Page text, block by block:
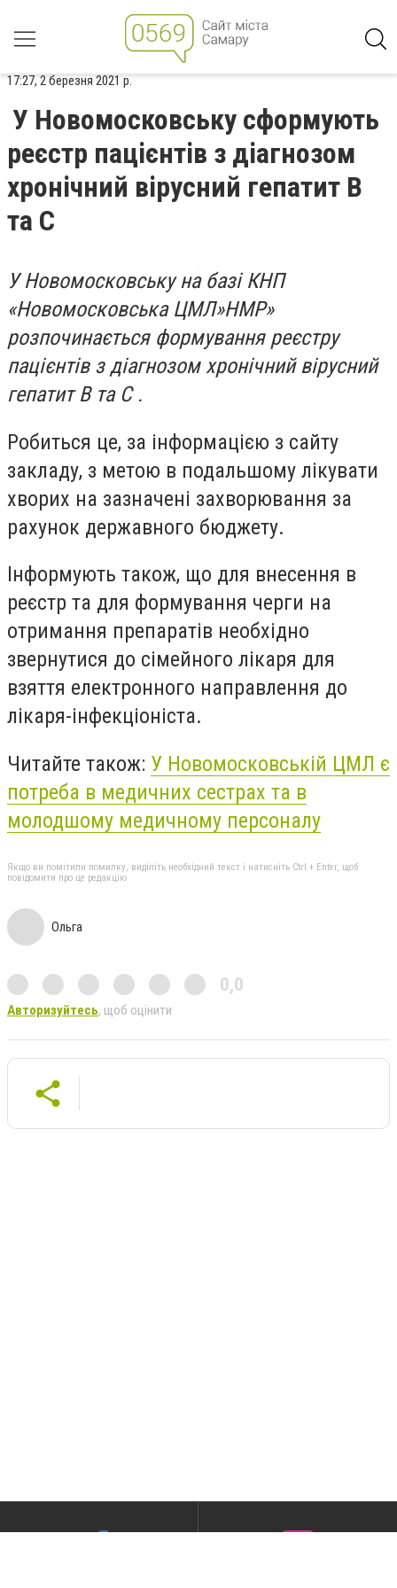
17:27, 2 березня 2021 р.
У Новомосковську сформують
реєстр пацієнтів з діагнозом
хронічний вірусний гепатит В
та С
У Новомосковську на базі КНП
«Новомосковська ЦМЛ»НМР»
розпочинається формування реєстру
пацієнтів з діагнозом хронічний вірусний
гепатит В та С .
Робиться це, за інформацією з сайту
закладу, з метою в подальшому лікувати
хворих на зазначені захворювання за
рахунок державного бюджету.
Інформують також, що для внесення в
реєстр та для формування черги на
отримання препаратів необхідно
звернутися до сімейного лікаря для
взяття електронного направлення до
лікаря-інфекціоніста.
Читайте також: У Новомосковській ЦМЛ є
потреба в медичних сестрах та в
молодшому медичному персоналу
Якщо ви помітили помилку, виділіть необхідний текст і натисніть Ctrl + Enter, щоб
повідомити про це редакцію
Ольга
0,0
Авторизуйтесь, щоб оцінити